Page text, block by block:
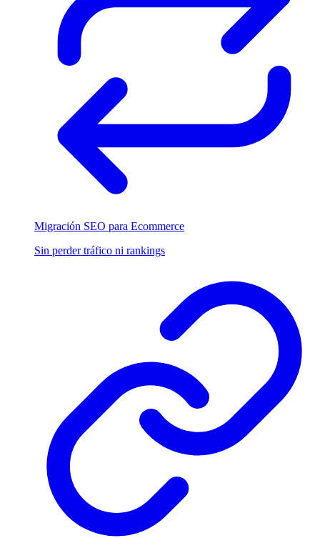
Migración SEO para Ecommerce
Sin perder tráfico ni rankings